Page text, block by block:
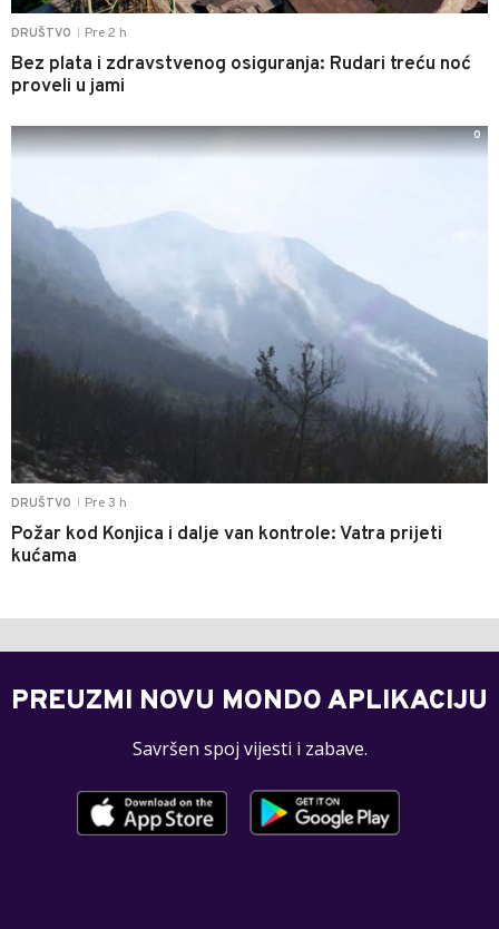
DRUŠTVO Pre 2 h
Bez plata i zdravstvenog osiguranja: Rudari treću noć
proveli u jami
DRUŠTVO Pre 3 h
Požar kod Konjica i dalje van kontrole: Vatra prijeti
kućama
0
PREUZMI NOVU MONDO APLIKACIJU
Savršen spoj vijesti i zabave.